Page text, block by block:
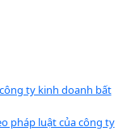
ty kinh doanh bất
pháp luật của công ty